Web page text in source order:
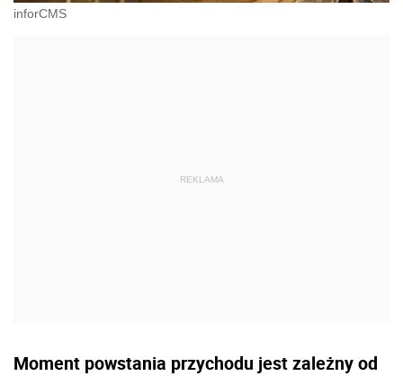
inforCMS
Moment powstania przychodu jest zależny od